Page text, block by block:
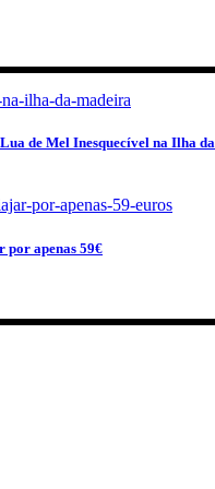
de Mel Inesquecível na Ilha
por apenas 59€